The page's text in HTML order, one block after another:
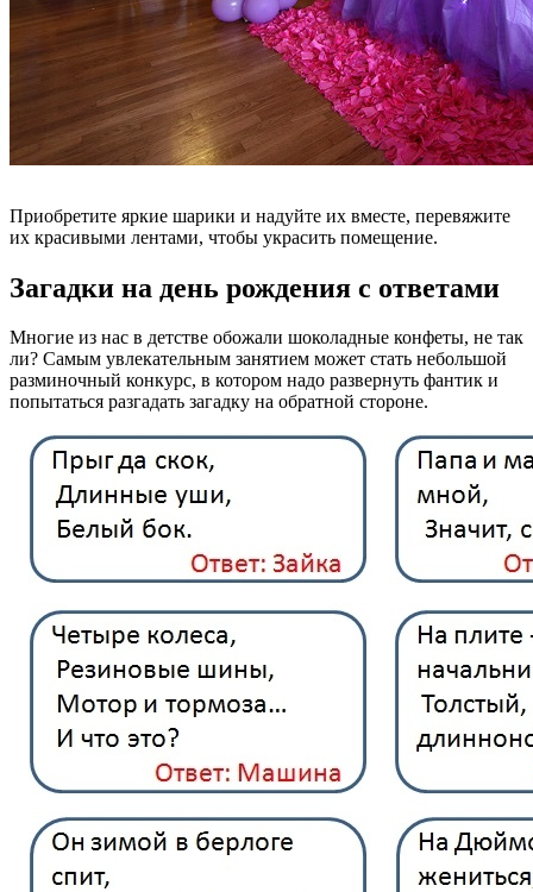
Приобретите яркие шарики и надуйте их вместе, перевяжите
их красивыми лентами, чтобы украсить помещение.
Загадки на день рождения с ответами
Многие из нас в детстве обожали шоколадные конфеты, не так
ли? Самым увлекательным занятием может стать небольшой
разминочный конкурс, в котором надо развернуть фантик и
попытаться разгадать загадку на обратной стороне.